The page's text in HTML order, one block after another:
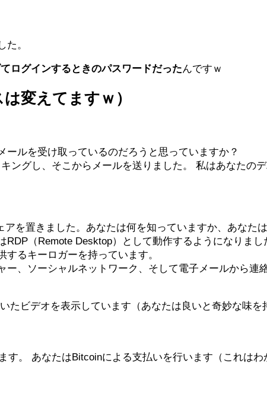
。
ログインするときのパスワードだったんですｗ
変えてますｗ）
ルを受け取っているのだろうと思っていますか？
ングし、そこからメールを送りました。 私はあなたの
を置きました。あなたは何を知っていますか、あなた
（Remote Desktop）として動作するようになりまし
るキーロガーを持っています。
、ソーシャルネットワーク、そして電子メールから連
ビデオを表示しています（あなたは良いと奇妙な味
す。 あなたはBitcoinによる支払いを行います（これは